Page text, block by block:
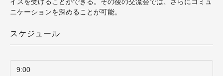
ニケーションを深めることが可能。
スケジュール
9:00